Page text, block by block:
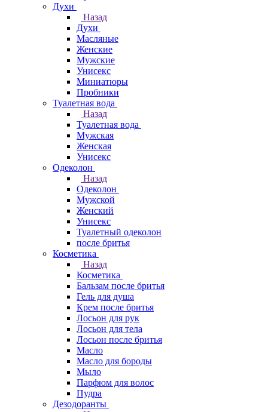
Духи
Назад
Духи
Масляные
Женские
Мужские
Унисекс
Миниатюры
Пробники
Туалетная вода
Назад
Туалетная вода
Мужская
Женская
Унисекс
Одеколон
Назад
Одеколон
Мужской
Женский
Унисекс
Туалетный одеколон
после бритья
Косметика
Назад
Косметика
Бальзам после бритья
Гель для душа
Крем после бритья
Лосьон для рук
Лосьон для тела
Лосьон после бритья
Масло
Масло для бороды
Мыло
Парфюм для волос
Пудра
Дезодоранты